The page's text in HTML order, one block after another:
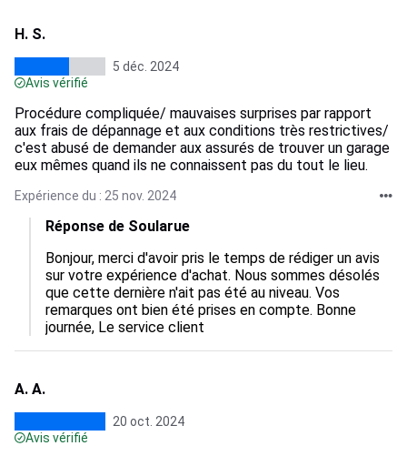
H. S.
5 déc. 2024
Avis vérifié
Procédure compliquée/ mauvaises surprises par rapport
aux frais de dépannage et aux conditions très restrictives/
c'est abusé de demander aux assurés de trouver un garage
eux mêmes quand ils ne connaissent pas du tout le lieu.
Expérience du : 25 nov. 2024
Réponse de Soularue
Bonjour, merci d'avoir pris le temps de rédiger un avis
sur votre expérience d'achat. Nous sommes désolés
que cette dernière n'ait pas été au niveau. Vos
remarques ont bien été prises en compte. Bonne
journée, Le service client
A. A.
20 oct. 2024
Avis vérifié